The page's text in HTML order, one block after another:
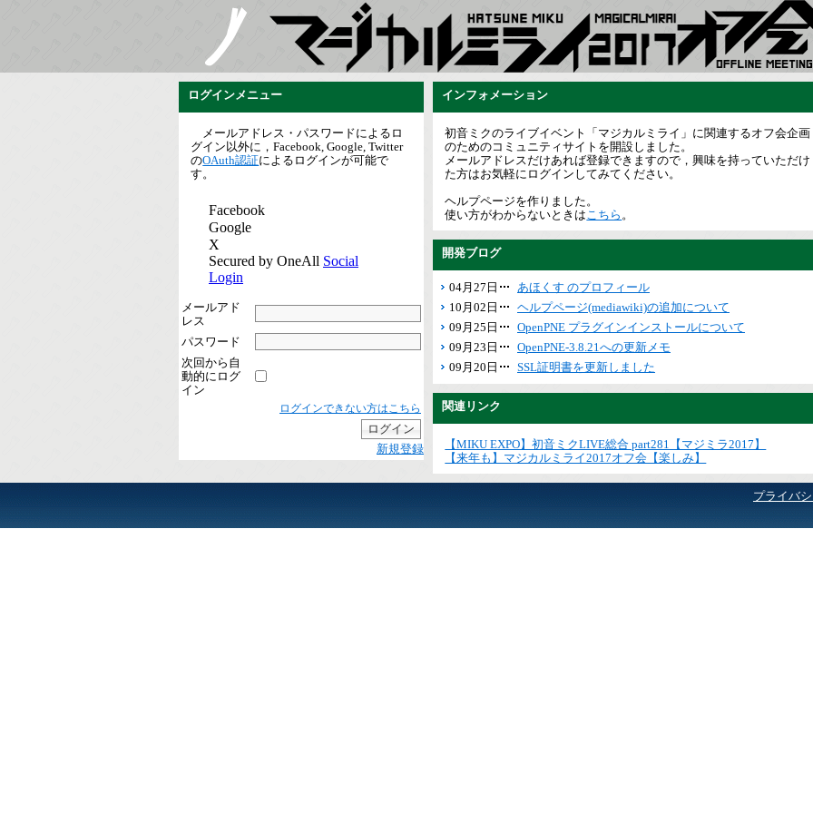
ログインメニュー
メールアドレス・パスワードによるロ
グイン以外に，Facebook, Google, Twitter
のOAuth認証によるログインが可能で
す。
メールアド
レス
パスワード
次回から自
動的にログ
イン
ログインできない方はこちら
新規登録
インフォメーション
初音ミクのライブイベント「マジカルミライ」に関連するオフ会企画
のためのコミュニティサイトを開設しました。
メールアドレスだけあれば登録できますので，興味を持っていただけ
た方はお気軽にログインしてみてください。
ヘルプページを作りました。
使い方がわからないときはこちら 。
開発ブログ
04月27日
あほくす のプロフィール
10月02日
ヘルプページ(mediawiki)の追加について
09月25日
OpenPNE プラグインインストールについて
09月23日
OpenPNE-3.8.21への更新メモ
09月20日
SSL証明書を更新しました
関連リンク
【MIKU EXPO】初音ミクLIVE総合 part281【マジミラ2017】
【来年も】マジカルミライ2017オフ会【楽しみ】
プライバ